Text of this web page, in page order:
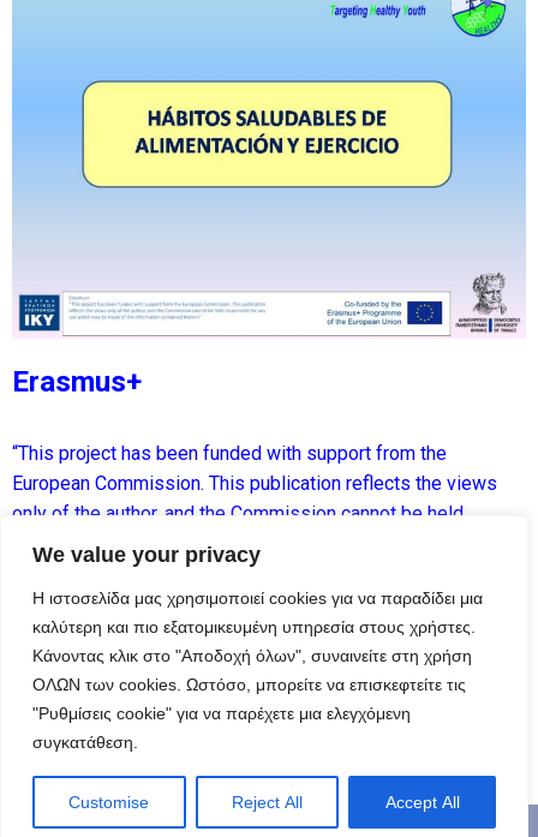
We value your privacy
Η ιστοσελίδα μας χρησιμοποιεί cookies για να παραδίδει μια
καλύτερη και πιο εξατομικευμένη υπηρεσία στους χρήστες.
Κάνοντας κλικ στο "Αποδοχή όλων", συναινείτε στη χρήση
ΟΛΩΝ των cookies. Ωστόσο, μπορείτε να επισκεφτείτε τις
"Ρυθμίσεις cookie" για να παρέχετε μια ελεγχόμενη
συγκατάθεση.
Customise Reject All Accept All
Erasmus+
“This project has been funded with support from the
European Commission. This publication reflects the views
only of the author, and the Commission cannot be held
responsible for any use which may be made of the
information contained therein.”
Neve| Με τη δύναμη τουWordPress